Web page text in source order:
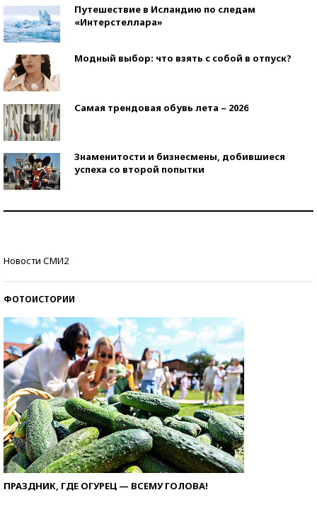
Путешествие в Исландию по следам
«Интерстеллара»
Модный выбор: что взять с собой в отпуск?
Самая трендовая обувь лета – 2026
Знаменитости и бизнесмены, добившиеся
успеха со второй попытки
Новости СМИ2
ФОТОИСТОРИИ
ПРАЗДНИК, ГДЕ ОГУРЕЦ — ВСЕМУ ГОЛОВА!